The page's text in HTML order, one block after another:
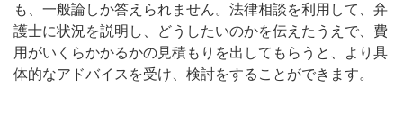
も、一般論しか答えられません。法律相談を利用して、弁
護士に状況を説明し、どうしたいのかを伝えたうえで、費
用がいくらかかるかの見積もりを出してもらうと、より具
体的なアドバイスを受け、検討をすることができます。